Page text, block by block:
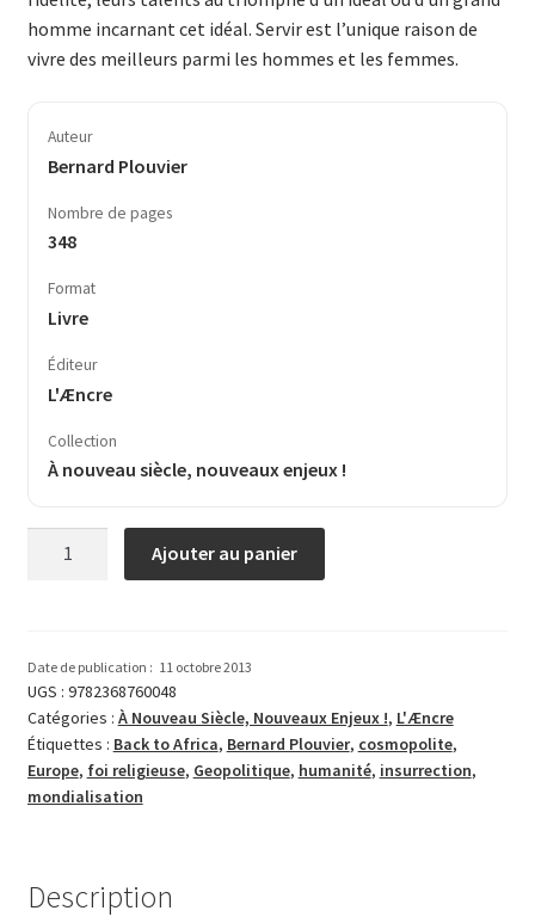
hom­me incarnant cet idéal. Servir est l’unique raison de
vivre des meil­leurs parmi les hommes et les femmes.
Auteur
Bernard Plouvier
Nombre de pages
348
Format
Livre
Éditeur
L'Æncre
Collection
À nouveau siècle, nouveaux enjeux !
d’insurrection
Ajouter au panier
Date de publication : 11 octobre 2013
UGS : 9782368760048
Catégories : À Nouveau Siècle, Nouveaux Enjeux !, L'Æncre
Étiquettes : Back to Africa, Bernard Plouvier, cosmopolite,
Europe, foi religieuse, Geopolitique, humanité, insurrection,
mondialisation
Description